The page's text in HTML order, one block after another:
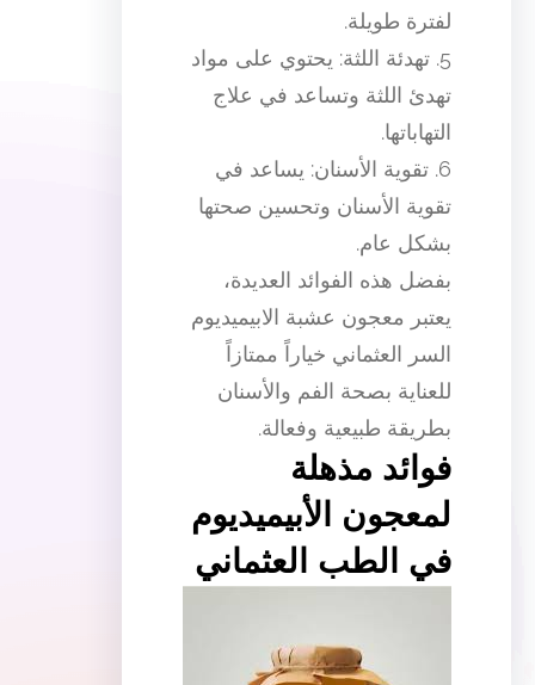
لفترة طويلة.
5. تهدئة اللثة: يحتوي على مواد
تهدئ اللثة وتساعد في علاج
التهاباتها.
6. تقوية الأسنان: يساعد في
تقوية الأسنان وتحسين صحتها
بشكل عام.
بفضل هذه الفوائد العديدة،
يعتبر معجون عشبة الابيميديوم
السر العثماني خياراً ممتازاً
للعناية بصحة الفم والأسنان
بطريقة طبيعية وفعالة.
فوائد مذهلة
لمعجون الأبيميديوم
في الطب العثماني